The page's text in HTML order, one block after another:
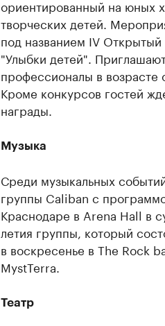
ориентированный на юных
творческих детей.
под названием IV Открытый
"Улыбки детей".
профессионалы в возрасте
Кроме конкурсов гостей
награды.
Музыка
Среди музыкальных
группы Caliban с
Краснодаре в Arena Hall в
летия группы, который
в воскресенье в The Rock
MystTerra.
Театр